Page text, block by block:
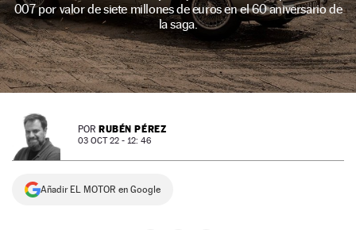
NEWSLETTER
SÍGUENOS
007 por valor de siete millones de euros en el 60 aniversario de
la saga.
POR RUBÉN PÉREZ
03 OCT 22 - 12: 46
Añadir EL MOTOR en Google